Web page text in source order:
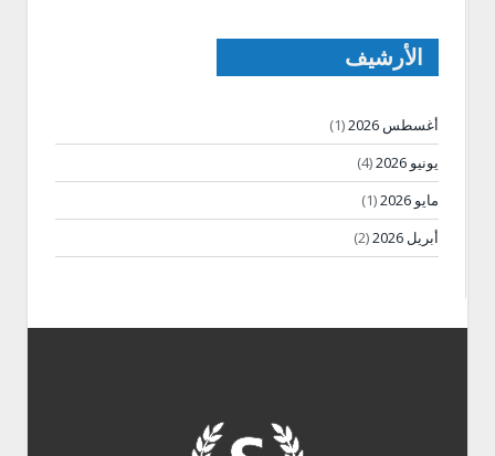
الأرشيف
أغسطس 2026
(1)
يونيو 2026
(4)
مايو 2026
(1)
أبريل 2026
(2)